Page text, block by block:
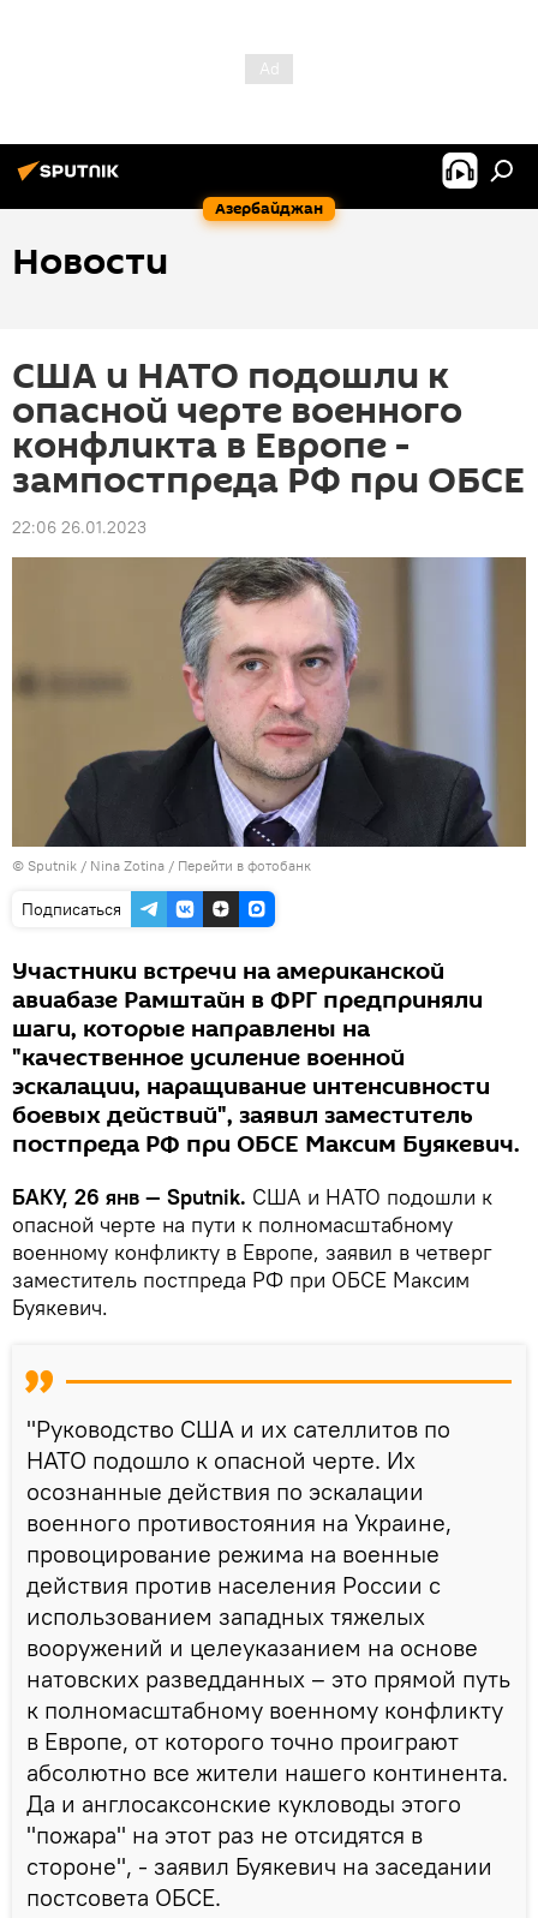
Азербайджан
Новости
США и НАТО подошли к
опасной черте военного
конфликта в Европе -
зампостпреда РФ при ОБСЕ
22:06 26.01.2023
© Sputnik / Nina Zotina / Перейти в фотобанк
Подписаться
Участники встречи на американской
авиабазе Рамштайн в ФРГ предприняли
шаги, которые направлены на
"качественное усиление военной
эскалации, наращивание интенсивности
боевых действий", заявил заместитель
постпреда РФ при ОБСЕ Максим Буякевич.
БАКУ, 26 янв — Sputnik. США и НАТО подошли к
опасной черте на пути к полномасштабному
военному конфликту в Европе, заявил в четверг
заместитель постпреда РФ при ОБСЕ Максим
Буякевич.
"Руководство США и их сателлитов по
НАТО подошло к опасной черте. Их
осознанные действия по эскалации
военного противостояния на Украине,
провоцирование режима на военные
действия против населения России с
использованием западных тяжелых
вооружений и целеуказанием на основе
натовских разведданных – это прямой путь
к полномасштабному военному конфликту
в Европе, от которого точно проиграют
абсолютно все жители нашего континента.
Да и англосаксонские кукловоды этого
"пожара" на этот раз не отсидятся в
стороне", - заявил Буякевич на заседании
постсовета ОБСЕ.